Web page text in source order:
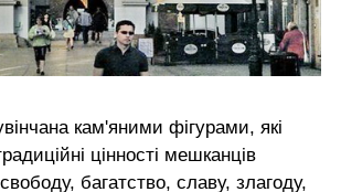
кам'яними фігурами, які
цінності мешканців
багатство, славу, злагоду,